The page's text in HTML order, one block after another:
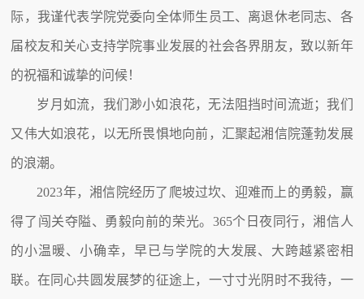
际，我谨代表学院党委向全体师生员工、离退休老同志、各
届校友和关心支持学院事业发展的社会各界朋友，致以新年
的祝福和诚挚的问候！
岁月如流，我们渺小如浪花，无法阻挡时间流逝；我们
又伟大如浪花，以无所畏惧地向前，汇聚起湘信院蓬勃发展
的浪潮。
2023年，湘信院经历了爬坡过坎、迎难而上的勇毅，赢
得了闯关夺隘、勇毅向前的荣光。365个日夜同行，湘信人
的小温暖、小确幸，早已与学院的大发展、大跨越紧密相
联。在同心共圆发展梦的征途上，一寸寸光阴时不我待，一